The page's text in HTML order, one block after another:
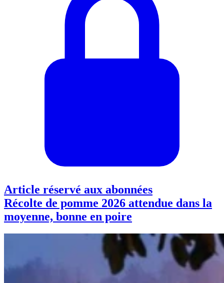
Article réservé aux abonnées
Récolte de pomme 2026 attendue dans la
moyenne, bonne en poire